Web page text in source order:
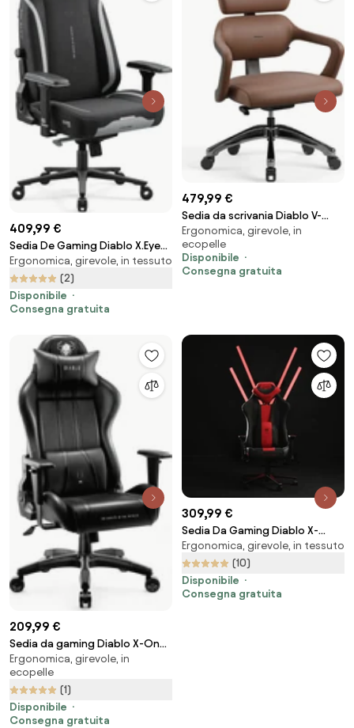
409,99 €
Sedia De Gaming Diablo X.Eye
Prime, Normal Size, Burned Black
Ergonomica, girevole, in tessuto
(2)
Disponibile
Consegna gratuita
479,99 €
Sedia da scrivania Diablo V-
Modular: Sugar Brown
Ergonomica, girevole, in
ecopelle
Disponibile
Consegna gratuita
209,99 €
Sedia da gaming Diablo X-One
2.0 Normal Size: Nero
Ergonomica, girevole, in
ecopelle
(1)
Disponibile
Consegna gratuita
309,99 €
Sedia Da Gaming Diablo X-
Player 2.0 In Materiale King Size:
Bianco-Nero
Ergonomica, girevole, in tessuto
(10)
Disponibile
Consegna gratuita